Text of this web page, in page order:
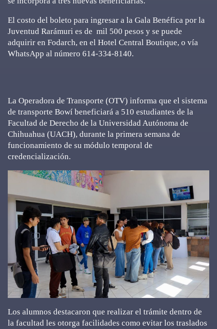
El costo del boleto para ingresar a la Gala Benéfica por la
Juventud Rarámuri es de mil 500 pesos y se puede
adquirir en Fodarch, en el Hotel Central Boutique, o vía
WhatsApp al número 614-334-8140.
La Operadora de Transporte (OTV) informa que el sistema
de transporte Bowí beneficiará a 510 estudiantes de la
Facultad de Derecho de la Universidad Autónoma de
Chihuahua (UACH), durante la primera semana de
funcionamiento de su módulo temporal de
credencialización.
Los alumnos destacaron que realizar el trámite dentro de
la facultad les otorga facilidades como evitar los traslados